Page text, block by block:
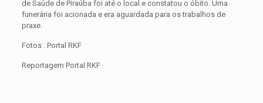
de Saúde de Piraúba foi até o local e constatou o óbito. Uma
funerária foi acionada e era aguardada para os trabalhos de
praxe.
Fotos : Portal RKF
Reportagem Portal RKF